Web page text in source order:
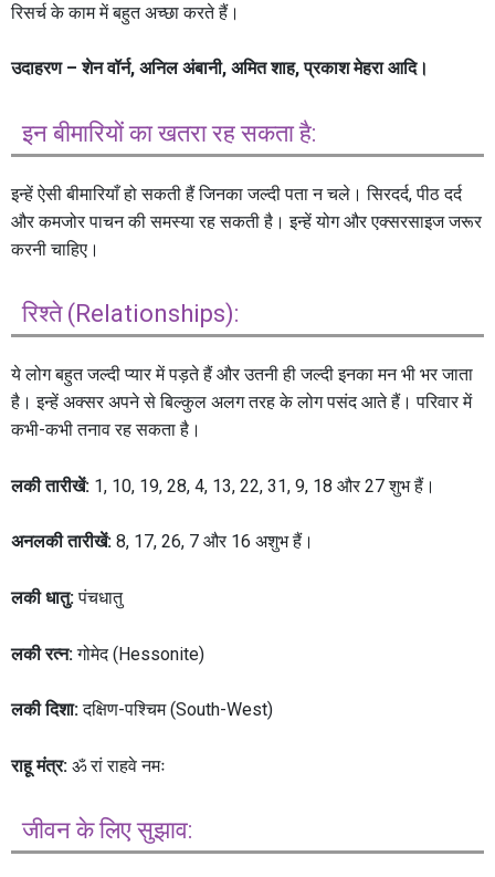
रिसर्च के काम में बहुत अच्छा करते हैं।
उदाहरण – शेन वॉर्न, अनिल अंबानी, अमित शाह, प्रकाश मेहरा आदि।
इन बीमारियों का खतरा रह सकता है:
इन्हें ऐसी बीमारियाँ हो सकती हैं जिनका जल्दी पता न चले। सिरदर्द, पीठ दर्द
और कमजोर पाचन की समस्या रह सकती है। इन्हें योग और एक्सरसाइज जरूर
करनी चाहिए।
रिश्ते (Relationships):
ये लोग बहुत जल्दी प्यार में पड़ते हैं और उतनी ही जल्दी इनका मन भी भर जाता
है। इन्हें अक्सर अपने से बिल्कुल अलग तरह के लोग पसंद आते हैं। परिवार में
कभी-कभी तनाव रह सकता है।
लकी तारीखें: 1, 10, 19, 28, 4, 13, 22, 31, 9, 18 और 27 शुभ हैं।
अनलकी तारीखें: 8, 17, 26, 7 और 16 अशुभ हैं।
लकी धातु:पंचधातु
लकी रत्न:गोमेद (Hessonite)
लकी दिशा:दक्षिण-पश्चिम (South-West)
राहू मंत्र: ॐ रां राहवे नमः
जीवन के लिए सुझाव: